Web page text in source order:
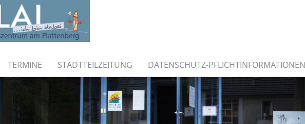
TERMINE STADTTEILZEITUNG DATENSCHUTZ-PFLICHTINFORMATIONEN